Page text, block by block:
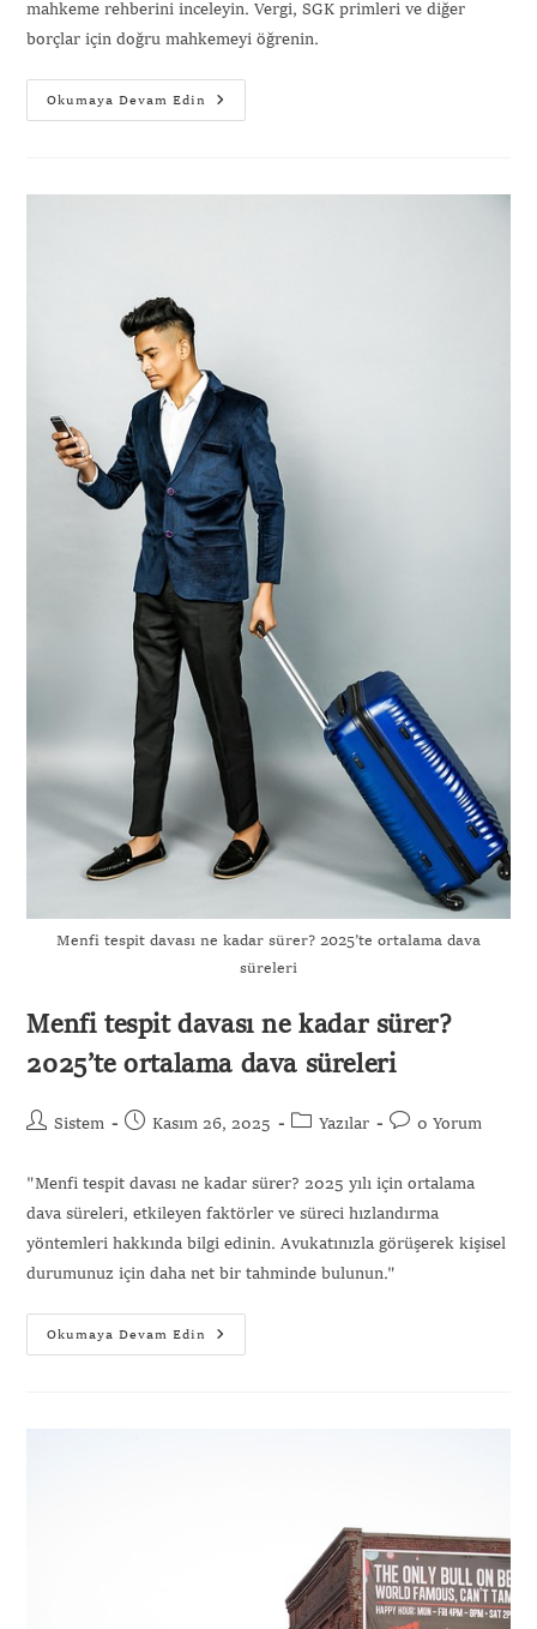
mahkeme rehberini inceleyin. Vergi, SGK primleri ve diğer
borçlar için doğru mahkemeyi öğrenin.
Okumaya Devam Edin
Menfi tespit davası ne kadar sürer? 2025’te ortalama dava
süreleri
Menfi tespit davası ne kadar sürer?
2025’te ortalama dava süreleri
Sistem Kasım 26, 2025 Yazılar 0 Yorum
"Menfi tespit davası ne kadar sürer? 2025 yılı için ortalama
dava süreleri, etkileyen faktörler ve süreci hızlandırma
yöntemleri hakkında bilgi edinin. Avukatınızla görüşerek kişisel
durumunuz için daha net bir tahminde bulunun."
Okumaya Devam Edin
Gönder